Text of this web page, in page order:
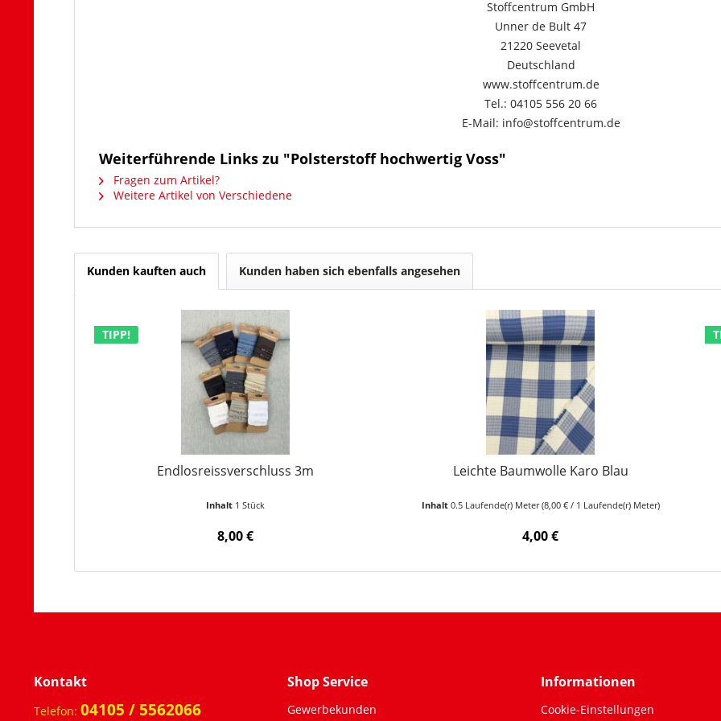
Stoffcentrum GmbH
Unner de Bult 47
21220 Seevetal
Deutschland
www.stoffcentrum.de
Tel.: 04105 556 20 66
E-Mail: info@stoffcentrum.de
Weiterführende Links zu "Polsterstoff hochwertig Voss"
Fragen zum Artikel?
Weitere Artikel von Verschiedene
Kunden kauften auch Kunden haben sich ebenfalls angesehen
TIPP!
Endlosreissverschluss 3m
Inhalt 1 Stück
8,00 €
Leichte Baumwolle Karo Blau
Inhalt 0.5 Laufende(r) Meter(8,00 € / 1 Laufende(r) Meter)
4,00 €
Kontakt
Telefon: 04105 / 5562066
Shop Service
Gewerbekunden
Informationen
Cookie-Einstellungen